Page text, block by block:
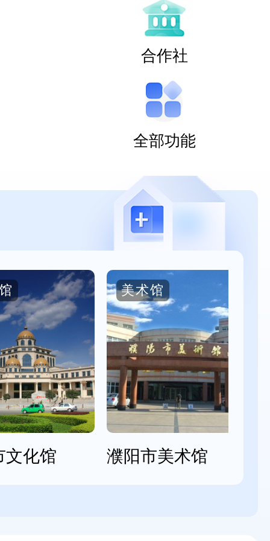
合作社
全部功能
文化馆
美术馆
濮阳市美术馆